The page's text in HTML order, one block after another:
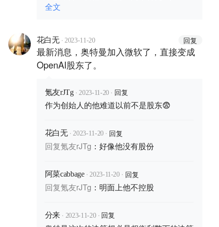
Altman） 为 CEO，且让前总裁格雷格・布
OpenAI 公司目前有 700 多名员工。
全文
花白无 · 2023-11-20 回复
最新消息，奥特曼加入微软了，直接变成
OpenAI股东了。
氪友rJTg · 2023-11-20 · 回复
作为创始人的他难道以前不是股东😨
花白无 · 2023-11-20 · 回复
回复氪友rJTg ： 好像他没有股份
阿菜cabbage · 2023-11-20 · 回复
回复氪友rJTg ： 明面上他不控股
分来 · 2023-11-20 · 回复